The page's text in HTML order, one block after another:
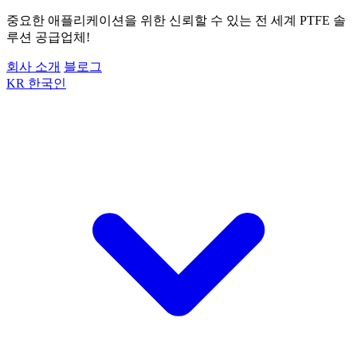
중요한 애플리케이션을 위한 신뢰할 수 있는 전 세계 PTFE 솔
루션 공급업체!
회사 소개 블로그
KR 한국인